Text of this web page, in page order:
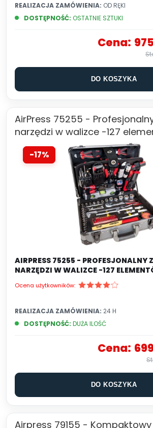
DOSTĘPNOŚĆ: OSTATNIE SZTUKI
REALIZACJA ZAMÓWIENIA: OD RĘKI
Cena:
DO KOSZYKA
AirPress 75255 -
narzędzi w walizce -127
-17%
AIRPRESS 75255 - PROFESJONALNY
NARZĘDZI W WALIZCE -127
Ocena użytkowników:
DOSTĘPNOŚĆ: DUŻA ILOŚĆ
REALIZACJA ZAMÓWIENIA: 24 H
Cena:
DO KOSZYKA
Airpress 79155 -